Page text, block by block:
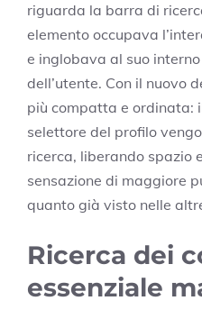
riguarda la barra di
elemento occupava
e inglobava al suo
dell’utente. Con il nuovo
più compatta e ordinata:
selettore del profilo
ricerca, liberando spazio
sensazione di maggiore
quanto già visto nelle
Ricerca dei
essenziale